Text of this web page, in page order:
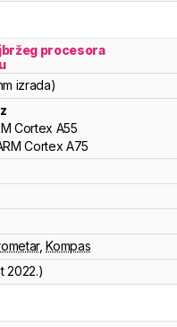
procesora
izrada)
Cortex A55
Cortex A75
,Kompas
2022.)